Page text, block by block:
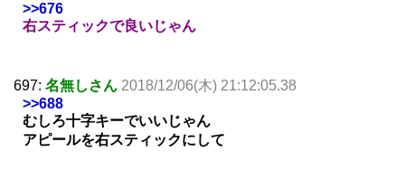
>>676
右スティックで良いじゃん
697: 名無しさん 2018/12/06(木) 21:12:05.38
>>688
むしろ十字キーでいいじゃん
アピールを右スティックにして